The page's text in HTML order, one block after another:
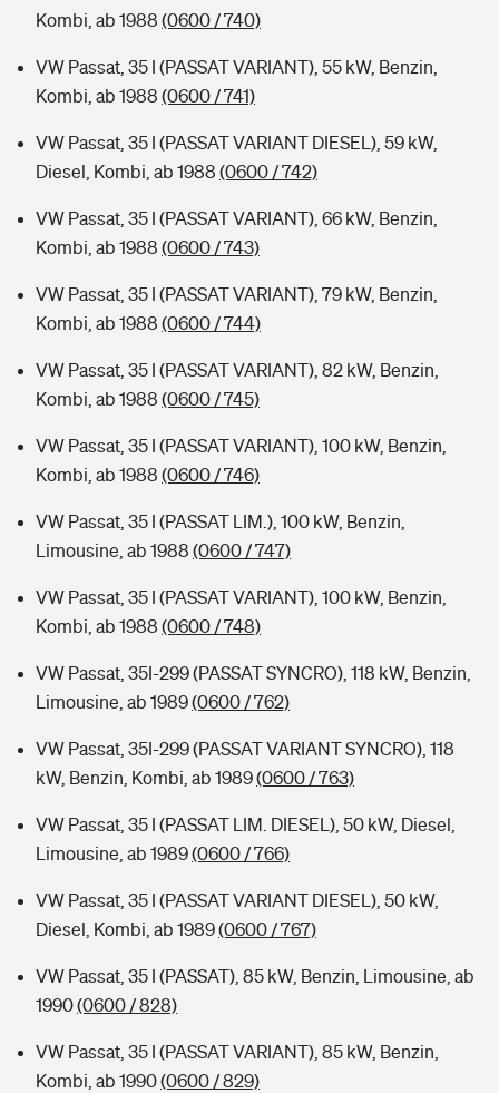
Kombi, ab 1988 (0600 / 740)
VW Passat, 35 I (PASSAT VARIANT), 55 kW, Benzin,
Kombi, ab 1988 (0600 / 741)
VW Passat, 35 I (PASSAT VARIANT DIESEL), 59 kW,
Diesel, Kombi, ab 1988 (0600 / 742)
VW Passat, 35 I (PASSAT VARIANT), 66 kW, Benzin,
Kombi, ab 1988 (0600 / 743)
VW Passat, 35 I (PASSAT VARIANT), 79 kW, Benzin,
Kombi, ab 1988 (0600 / 744)
VW Passat, 35 I (PASSAT VARIANT), 82 kW, Benzin,
Kombi, ab 1988 (0600 / 745)
VW Passat, 35 I (PASSAT VARIANT), 100 kW, Benzin,
Kombi, ab 1988 (0600 / 746)
VW Passat, 35 I (PASSAT LIM.), 100 kW, Benzin,
Limousine, ab 1988 (0600 / 747)
VW Passat, 35 I (PASSAT VARIANT), 100 kW, Benzin,
Kombi, ab 1988 (0600 / 748)
VW Passat, 35I-299 (PASSAT SYNCRO), 118 kW, Benzin,
Limousine, ab 1989(0600 / 762)
VW Passat, 35I-299 (PASSAT VARIANT SYNCRO), 118
kW, Benzin, Kombi, ab 1989(0600 / 763)
VW Passat, 35 I (PASSAT LIM. DIESEL), 50 kW, Diesel,
Limousine, ab 1989(0600 / 766)
VW Passat, 35 I (PASSAT VARIANT DIESEL), 50 kW,
Diesel, Kombi, ab 1989(0600 / 767)
VW Passat, 35 I (PASSAT), 85 kW, Benzin, Limousine, ab
1990(0600 / 828)
VW Passat, 35 I (PASSAT VARIANT), 85 kW, Benzin,
Kombi, ab 1990(0600 / 829)